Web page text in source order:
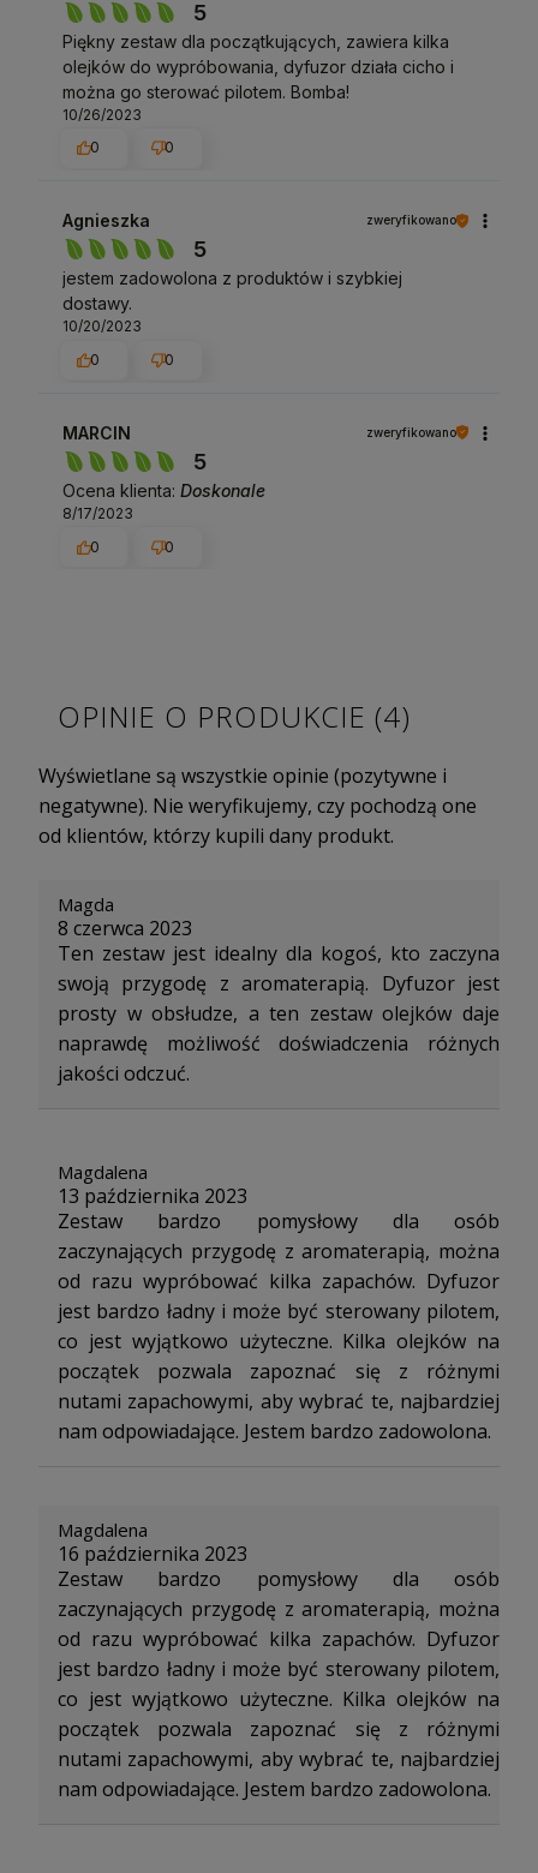
5
Piękny zestaw dla początkujących, zawiera kilka
olejków do wypróbowania, dyfuzor działa cicho i
można go sterować pilotem. Bomba!
10/26/2023
0
0
Agnieszka zweryfikowano
5
jestem zadowolona z produktów i szybkiej
dostawy.
10/20/2023
0
0
MARCIN zweryfikowano
5
Ocena klienta: Doskonale
8/17/2023
0
0
OPINIE O PRODUKCIE (4)
Wyświetlane są wszystkie opinie (pozytywne i
negatywne). Nie weryfikujemy, czy pochodzą one
od klientów, którzy kupili dany produkt.
Magda
8 czerwca 2023
Ten zestaw jest idealny dla kogoś, kto zaczyna
swoją przygodę z aromaterapią. Dyfuzor jest
prosty w obsłudze, a ten zestaw olejków daje
naprawdę możliwość doświadczenia różnych
jakości odczuć.
Magdalena
13 października 2023
Zestaw bardzo pomysłowy dla osób
zaczynających przygodę z aromaterapią, można
od razu wypróbować kilka zapachów. Dyfuzor
jest bardzo ładny i może być sterowany pilotem,
co jest wyjątkowo użyteczne. Kilka olejków na
początek pozwala zapoznać się z różnymi
nutami zapachowymi, aby wybrać te, najbardziej
nam odpowiadające. Jestem bardzo zadowolona.
Magdalena
16 października 2023
Zestaw bardzo pomysłowy dla osób
zaczynających przygodę z aromaterapią, można
od razu wypróbować kilka zapachów. Dyfuzor
jest bardzo ładny i może być sterowany pilotem,
co jest wyjątkowo użyteczne. Kilka olejków na
początek pozwala zapoznać się z różnymi
nutami zapachowymi, aby wybrać te, najbardziej
nam odpowiadające. Jestem bardzo zadowolona.